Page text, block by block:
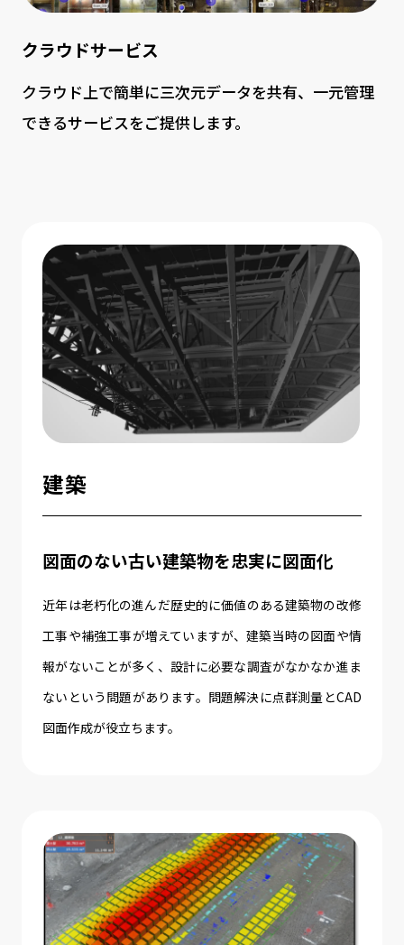
クラウドサービス
クラウド上で簡単に三次元データを共有、一元管理
できるサービスをご提供します。
建築
図面のない古い建築物を忠実に図面化
近年は老朽化の進んだ歴史的に価値のある建築物の改修
工事や補強工事が増えていますが、建築当時の図面や情
報がないことが多く、設計に必要な調査がなかなか進ま
ないという問題があります。問題解決に点群測量とCAD
図面作成が役立ちます。